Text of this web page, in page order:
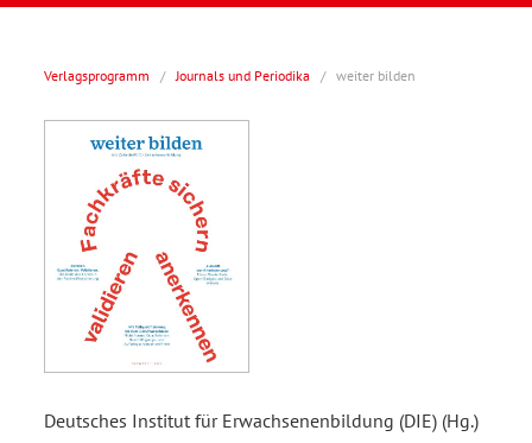
Verlagsprogramm / Journals und Periodika / weiter bilden
Deutsches Institut für Erwachsenenbildung (DIE) (Hg.)